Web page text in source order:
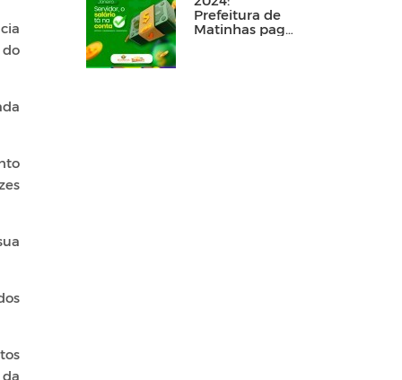
Prefeitura de
Matinhas paga